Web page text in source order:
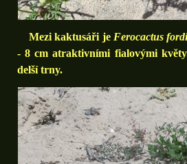
Mezi kaktusáři je Ferocactus
- 8 cm atraktivními fialovými
delší trny.